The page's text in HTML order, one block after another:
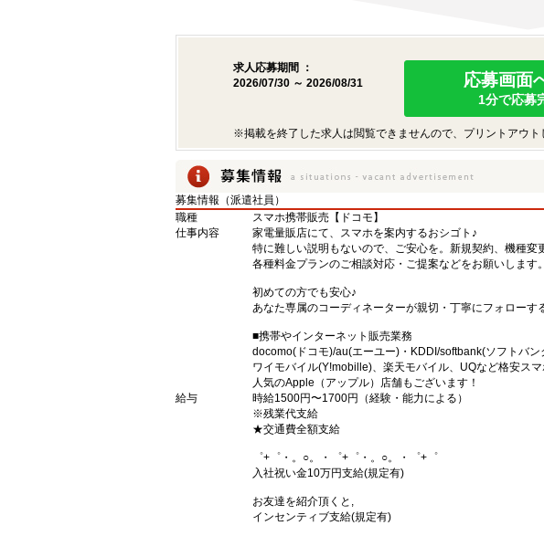
求人応募期間 ：
2026/07/30 ～ 2026/08/31
応募画面
1分で応募
※掲載を終了した求人は閲覧できませんので、プリントアウト
募集情報（派遣社員）
職種
スマホ携帯販売【ドコモ】
仕事内容
家電量販店にて、スマホを案内するおシゴト♪
特に難しい説明もないので、ご安心を。新規契約、機種変
各種料金プランのご相談対応・ご提案などをお願いします。
初めての方でも安心♪
あなた専属のコーディネーターが親切・丁寧にフォロー
■携帯やインターネット販売業務
docomo(ドコモ)/au(エーユー)・KDDI/softbank(ソフトバン
ワイモバイル(Y!mobille)、楽天モバイル、UQなど格安ス
人気のApple（アップル）店舗もございます！
給与
時給1500円〜1700円（経験・能力による）
※残業代支給
★交通費全額支給
゜+゜・。○。・゜+゜・。○。・゜+゜
入社祝い金10万円支給(規定有)
お友達を紹介頂くと,
インセンティブ支給(規定有)